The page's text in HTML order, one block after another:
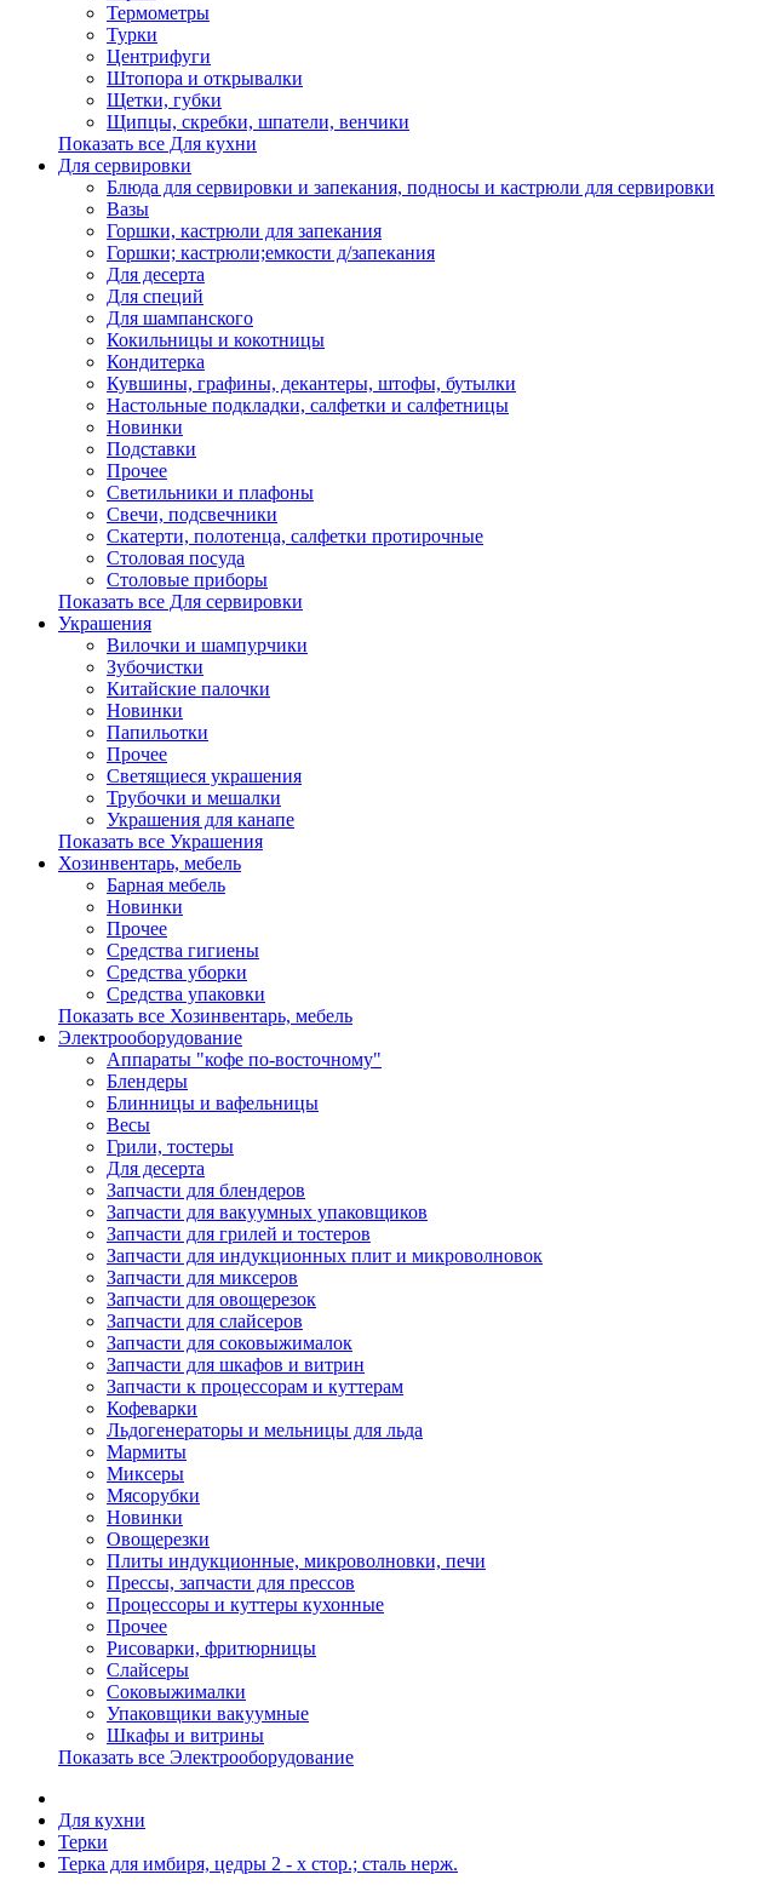
Термометры
Турки
Центрифуги
Штопора и открывалки
Щетки, губки
Щипцы, скребки, шпатели, венчики
Показать все Для кухни
Для сервировки
Блюда для сервировки и запекания, подносы и кастрюли для сервировки
Вазы
Горшки, кастрюли для запекания
Горшки; кастрюли;емкости д/запекания
Для десерта
Для специй
Для шампанского
Кокильницы и кокотницы
Кондитерка
Кувшины, графины, декантеры, штофы, бутылки
Настольные подкладки, салфетки и салфетницы
Новинки
Подставки
Прочее
Светильники и плафоны
Свечи, подсвечники
Скатерти, полотенца, салфетки протирочные
Столовая посуда
Столовые приборы
Показать все Для сервировки
Украшения
Вилочки и шампурчики
Зубочистки
Китайские палочки
Новинки
Папильотки
Прочее
Светящиеся украшения
Трубочки и мешалки
Украшения для канапе
Показать все Украшения
Хозинвентарь, мебель
Барная мебель
Новинки
Прочее
Средства гигиены
Средства уборки
Средства упаковки
Показать все Хозинвентарь, мебель
Электрооборудование
Аппараты "кофе по-восточному"
Блендеры
Блинницы и вафельницы
Весы
Грили, тостеры
Для десерта
Запчасти для блендеров
Запчасти для вакуумных упаковщиков
Запчасти для грилей и тостеров
Запчасти для индукционных плит и микроволновок
Запчасти для миксеров
Запчасти для овощерезок
Запчасти для слайсеров
Запчасти для соковыжималок
Запчасти для шкафов и витрин
Запчасти к процессорам и куттерам
Кофеварки
Льдогенераторы и мельницы для льда
Мармиты
Миксеры
Мясорубки
Новинки
Овощерезки
Плиты индукционные, микроволновки, печи
Прессы, запчасти для прессов
Процессоры и куттеры кухонные
Прочее
Рисоварки, фритюрницы
Слайсеры
Соковыжималки
Упаковщики вакуумные
Шкафы и витрины
Показать все Электрооборудование
Для кухни
Терки
Терка для имбиря, цедры 2 - х стор.; сталь нерж.